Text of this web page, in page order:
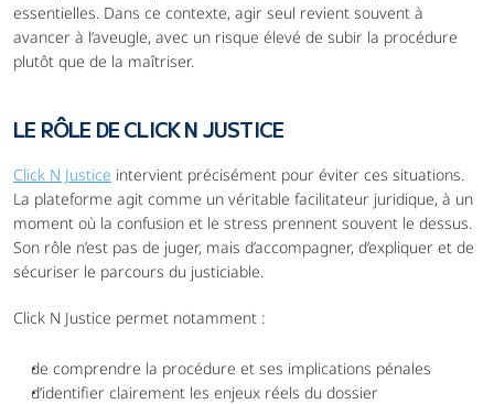
essentielles. Dans ce contexte, agir seul revient souvent à
avancer à l’aveugle, avec un risque élevé de subir la procédure
plutôt que de la maîtriser.
LE RÔLE DE CLICK N JUSTICE
Click N Justice intervient précisément pour éviter ces situations.
La plateforme agit comme un véritable facilitateur juridique, à un
moment où la confusion et le stress prennent souvent le dessus.
Son rôle n’est pas de juger, mais d’accompagner, d’expliquer et de
sécuriser le parcours du justiciable.
Click N Justice permet notamment :
de comprendre la procédure et ses implications pénales
d’identifier clairement les enjeux réels du dossier